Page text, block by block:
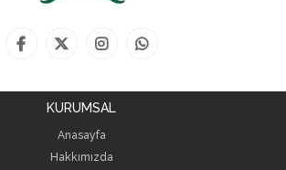
KURUMSAL
Anasayfa
Hakkımızda